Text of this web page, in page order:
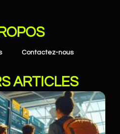
Contactez-nous
ARTICLES